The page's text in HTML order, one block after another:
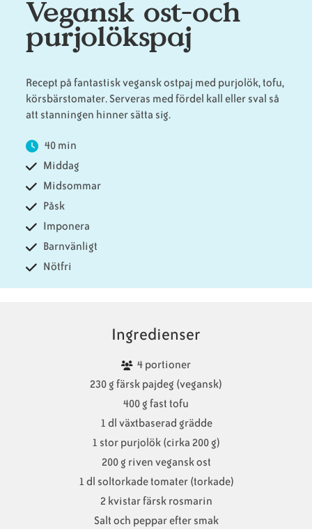
Animaliska
ingredienser
Veganska
konsumentlistor
Vanliga
frågor
substitut
Vegansk ost-och
purjolökspaj
Recept på fantastisk vegansk ostpaj med purjolök, tofu,
körsbärstomater. Serveras med fördel kall eller sval så
att stanningen hinner sätta sig.
40 min
Middag
Midsommar
Påsk
Imponera
Barnvänligt
Nötfri
Ingredienser
4 portioner
230 g färsk pajdeg (vegansk)
400 g fast tofu
1 dl växtbaserad grädde
1 stor purjolök (cirka 200 g)
200 g riven vegansk ost
1 dl soltorkade tomater (torkade)
2 kvistar färsk rosmarin
Salt och peppar efter smak